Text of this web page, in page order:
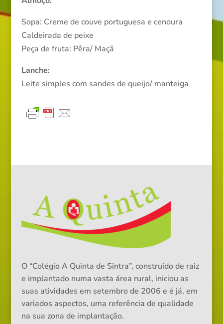
Sopa: Creme de couve portuguesa e cenoura
Caldeirada de peixe
Peça de fruta: Pêra/ Maçã
Lanche:
Leite simples com sandes de queijo/ manteiga
O “Colégio A Quinta de Sintra”, construído de raiz
e implantado numa vasta área rural, iniciou as
suas atividades em setembro de 2006 e é já, em
variados aspectos, uma referência de qualidade
na sua zona de implantação.